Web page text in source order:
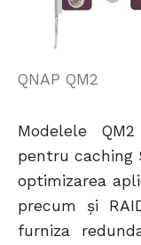
QNAP QM2
Modelele
pentru caching
optimizarea
precum și
furniza